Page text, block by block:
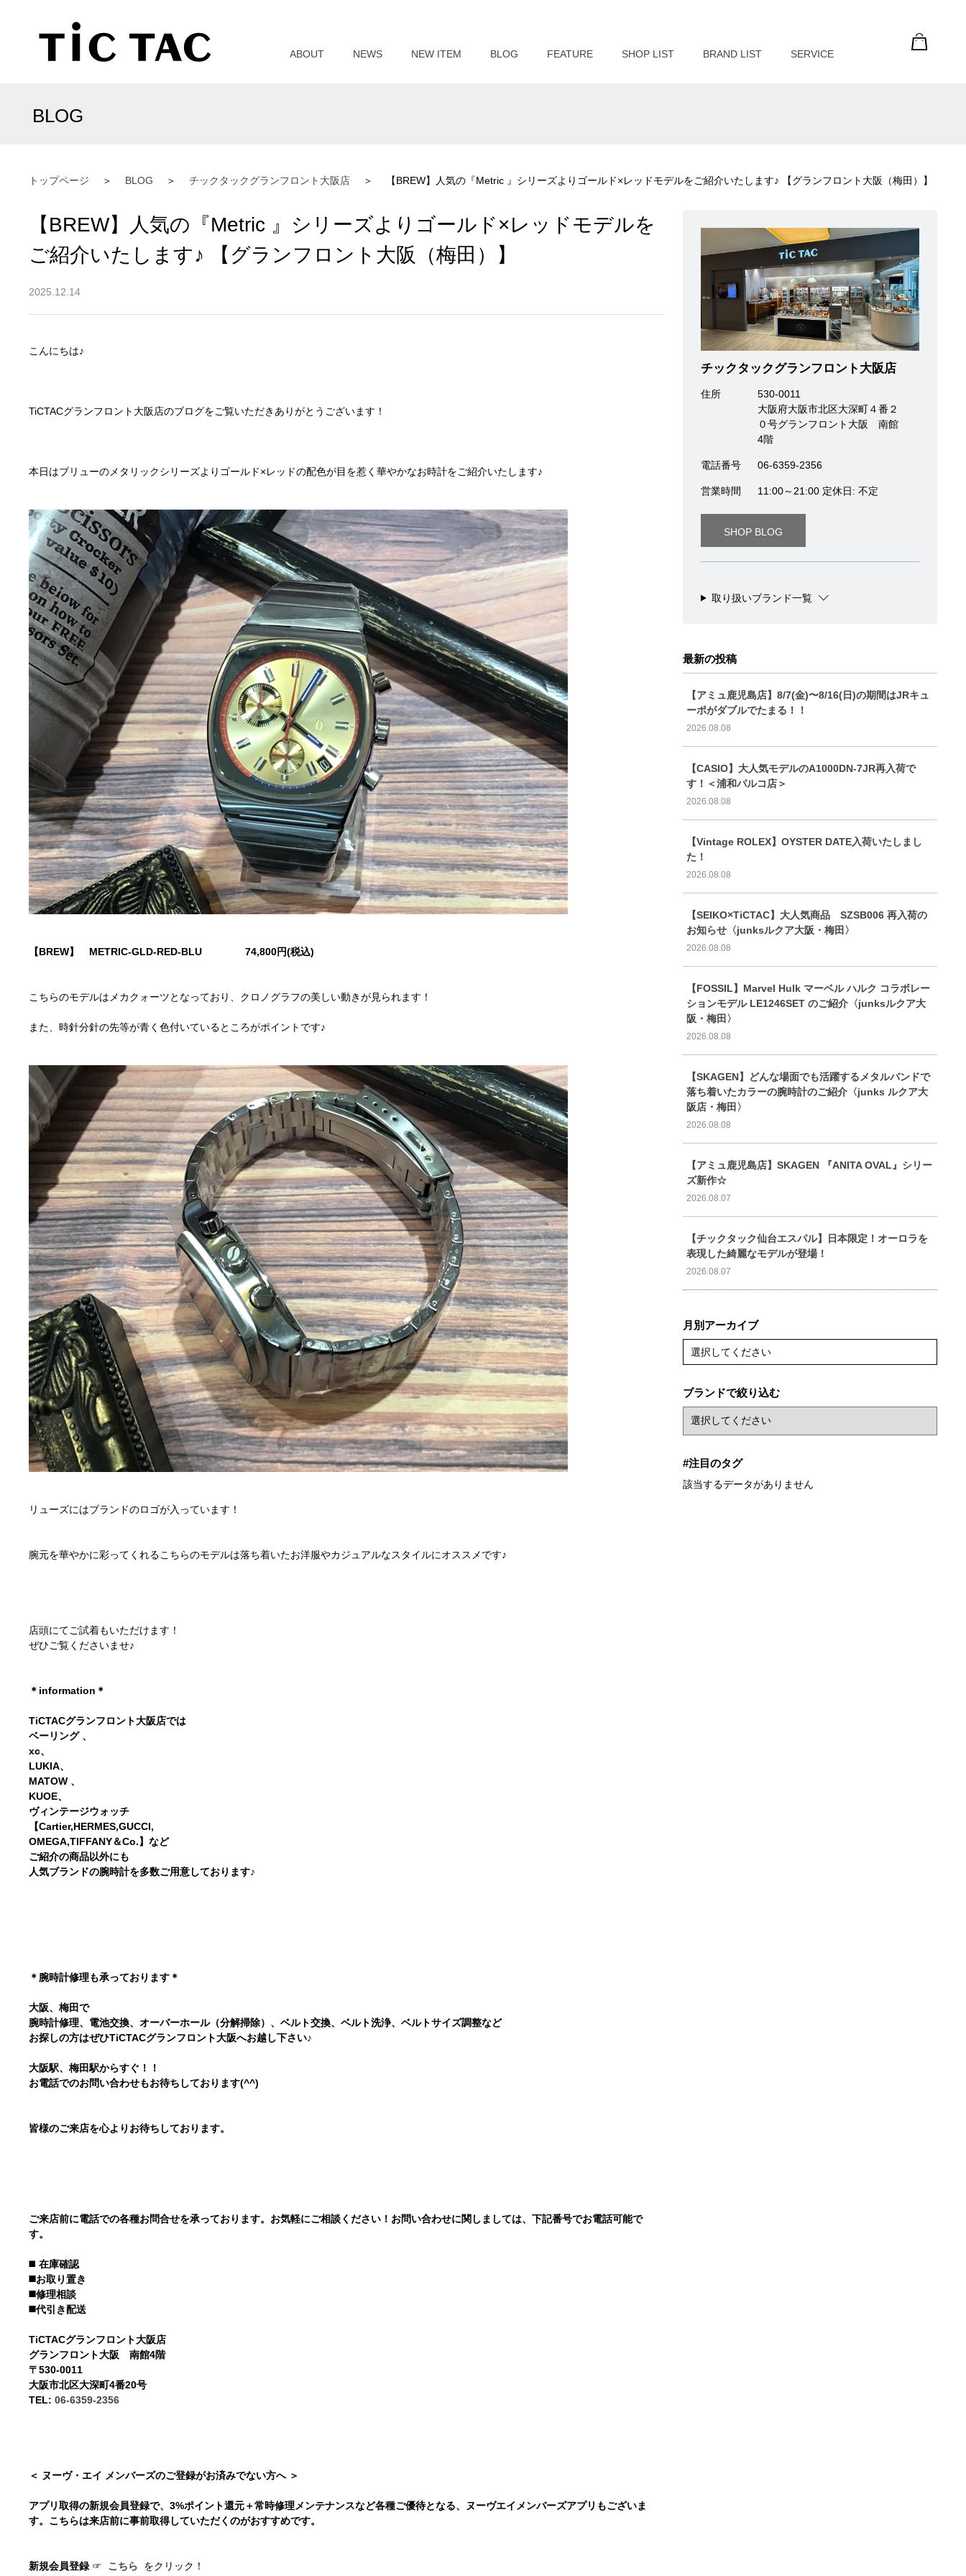
ABOUT NEWS NEW ITEM BLOG FEATURE SHOP LIST BRAND LIST SERVICE
トップページ BLOG チックタックグランフロント大阪店 【BREW】人気の『Metric 』シリーズよりゴールド×レッドモデルをご紹介いたします♪ 【グランフロント大阪（梅田）】
BLOG
【BREW】人気の『Metric 』シリーズよりゴールド×レッドモデルを
ご紹介いたします♪ 【グランフロント大阪（梅田）】
2025.12.14
こんにちは♪
TiCTACグランフロント大阪店のブログをご覧いただきありがとうございます！
本日はブリューのメタリックシリーズよりゴールド×レッドの配色が目を惹く華やかなお時計をご紹介いたします♪
【BREW】 METRIC-GLD-RED-BLU 74,800円(税込)
こちらのモデルはメカクォーツとなっており、クロノグラフの美しい動きが見られます！
また、時針分針の先等が青く色付いているところがポイントです♪
リューズにはブランドのロゴが入っています！
腕元を華やかに彩ってくれるこちらのモデルは落ち着いたお洋服やカジュアルなスタイルにオススメです♪
店頭にてご試着もいただけます！
ぜひご覧くださいませ♪
＊information＊
TiCTACグランフロント大阪店では
ベーリング 、
xc、
LUKIA、
MATOW 、
KUOE、
ヴィンテージウォッチ
【Cartier,HERMES,GUCCI,
OMEGA,TlFFANY＆Co.】など
ご紹介の商品以外にも
人気ブランドの腕時計を多数ご用意しております♪
＊腕時計修理も承っております＊
大阪、梅田で
腕時計修理、電池交換、オーバーホール（分解掃除）、ベルト交換、ベルト洗浄、ベルトサイズ調整など
お探しの方はぜひTiCTACグランフロント大阪へお越し下さい♪
大阪駅、梅田駅からすぐ！！
お電話でのお問い合わせもお待ちしております(^^)
皆様のご来店を心よりお待ちしております。
ご来店前に電話での各種お問合せを承っております。お気軽にご相談ください！お問い合わせに関しましては、下記番号でお電話可能で
す。
◼️在庫確認
◼️お取り置き
◼️修理相談
◼️代引き配送
TiCTACグランフロント大阪店
グランフロント大阪 南館4階
〒530-0011
大阪市北区大深町4番20号
TEL:06-6359-2356
＜ ヌーヴ・エイ メンバーズのご登録がお済みでない方へ ＞
アプリ取得の新規会員登録で、3%ポイント還元＋常時修理メンテナンスなど各種ご優待となる、ヌーヴエイメンバーズアプリもございま
す。こちらは来店前に事前取得していただくのがおすすめです。
新規会員登録 ☞ こちら をクリック！
チックタックグランフロント大阪店
住所
530-0011
大阪府大阪市北区大深町４番２
０号グランフロント大阪 南館
4階
電話番号 06-6359-2356
営業時間 11:00～21:00 定休日: 不定
SHOP BLOG
取り扱いブランド一覧
最新の投稿
【アミュ鹿児島店】8/7(金)〜8/16(日)の期間はJRキュ
ーポがダブルでたまる！！
2026.08.08
【CASIO】大人気モデルのA1000DN-7JR再入荷で
す！＜浦和パルコ店＞
2026.08.08
【Vintage ROLEX】OYSTER DATE入荷いたしまし
た！
2026.08.08
【SEIKO×TiCTAC】大人気商品 SZSB006 再入荷の
お知らせ〈junksルクア大阪・梅田〉
2026.08.08
【FOSSIL】Marvel Hulk マーベル ハルク コラボレー
ションモデル LE1246SET のご紹介〈junksルクア大
阪・梅田〉
2026.08.08
【SKAGEN】どんな場面でも活躍するメタルバンドで
落ち着いたカラーの腕時計のご紹介〈junks ルクア大
阪店・梅田〉
2026.08.08
【アミュ鹿児島店】SKAGEN 『ANITA OVAL』シリー
ズ新作☆
2026.08.07
【チックタック仙台エスパル】日本限定！オーロラを
表現した綺麗なモデルが登場！
2026.08.07
月別アーカイブ
選択してください
ブランドで絞り込む
#注目のタグ
該当するデータがありません